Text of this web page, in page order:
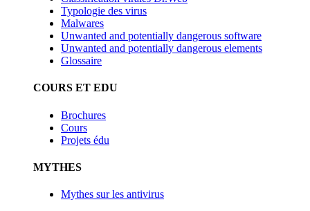
Typologie des virus
Malwares
Unwanted and potentially dangerous software
Unwanted and potentially dangerous elements
Glossaire
COURS ET EDU
Brochures
Cours
Projets édu
MYTHES
Mythes sur les antivirus